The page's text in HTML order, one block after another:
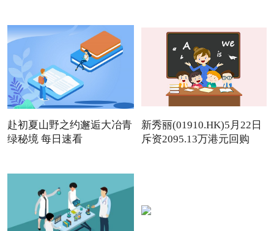
赴初夏山野之约邂逅大冶青
绿秘境 每日速看
新秀丽(01910.HK)5月22日
斥资2095.13万港元回购